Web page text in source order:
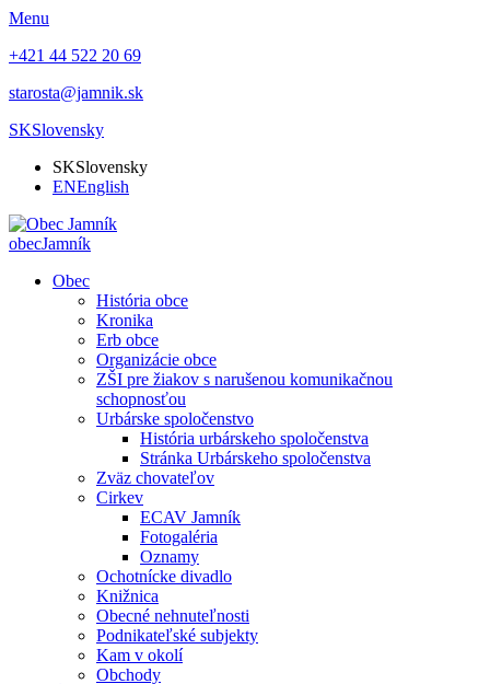
Menu
+421 44 522 20 69
starosta@jamnik.sk
SKSlovensky
SKSlovensky
ENEnglish
obecJamník
Obec
História obce
Kronika
Erb obce
Organizácie obce
ZŠI pre žiakov s narušenou komunikačnou
schopnosťou
Urbárske spoločenstvo
História urbárskeho spoločenstva
Stránka Urbárskeho spoločenstva
Zväz chovateľov
Cirkev
ECAV Jamník
Fotogaléria
Oznamy
Ochotnícke divadlo
Knižnica
Obecné nehnuteľnosti
Podnikateľské subjekty
Kam v okolí
Obchody